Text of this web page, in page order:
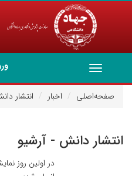
Toggle
navigation
صفحه‌اصلی
اخبار انتشار
انتشار دانش - آرشیو
در اولین روز